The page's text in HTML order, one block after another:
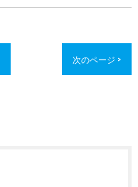
次のページ >